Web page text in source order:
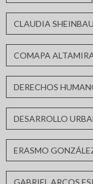
CLAUDIA
COMAPA
DERECHOS
DESARROLLO
ERASMO
GABRIEL ARCOS